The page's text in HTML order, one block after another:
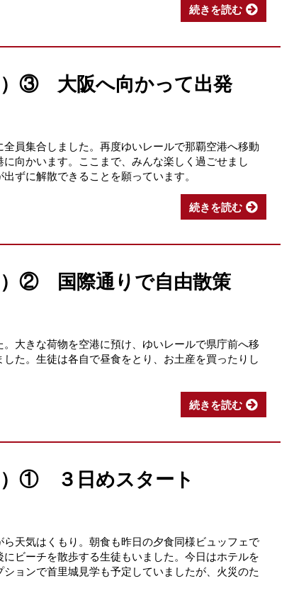
続きを読む
）③ 大阪へ向かって出発
員集合しました。再度ゆいレールで那覇空港へ移動
向かいます。ここまで、みんな楽しく過ごせまし
徒が出ずに解散できることを願っています。
続きを読む
）② 国際通りで自由散策
大きな荷物を空港に預け、ゆいレールで県庁前へ移
た。生徒は各自で昼食をとり、お土産を買ったりし
続きを読む
）① ３日めスタート
天気はくもり。朝食も昨日の夕食同様ビュッフェで
ビーチを散歩する生徒もいました。今日はホテルを
ョンで首里城見学も予定していましたが、火災のた